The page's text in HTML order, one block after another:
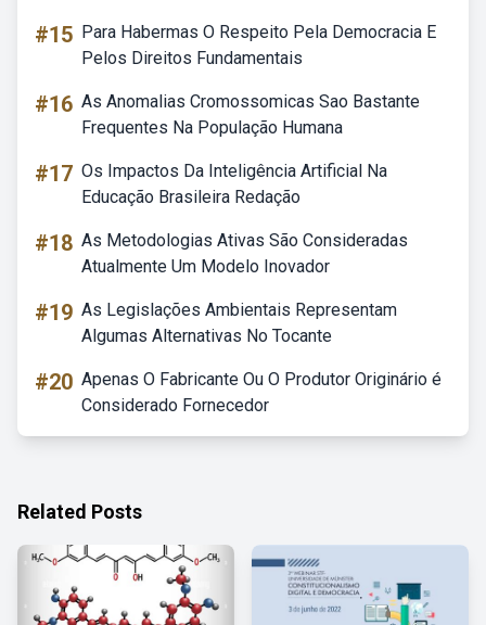
#15 Para Habermas O Respeito Pela Democracia E
Pelos Direitos Fundamentais
#16 As Anomalias Cromossomicas Sao Bastante
Frequentes Na População Humana
#17 Os Impactos Da Inteligência Artificial Na
Educação Brasileira Redação
#18 As Metodologias Ativas São Consideradas
Atualmente Um Modelo Inovador
#19 As Legislações Ambientais Representam
Algumas Alternativas No Tocante
#20 Apenas O Fabricante Ou O Produtor Originário é
Considerado Fornecedor
Related Posts